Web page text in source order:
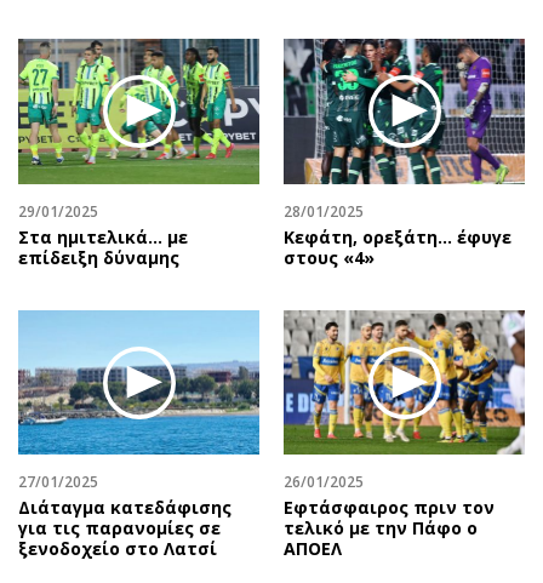
Προεδρικές 2023
Δημοσκοπήσεις
Διπλωματία
Αθλητισμός
Κύπρος
Ελλάδα
Διεθνή
Οικονομία
Real Estate
Επιχειρήσεις
Αγορές
Money Review
AstroBank Properties
Πωλούνται
Ζητούν εργασία
Θέσεις εργασίας
Geek
Νέα
Κινητά-tablets
Social
Αφιερώματα
Πολιτική
Οικονομία
Γενικά
Αναδρομές
Πρόσωπα
Περιβάλλον
29/01/2025
Στα ημιτελικά... με
επίδειξη δύναμης
28/01/2025
Κεφάτη, ορεξάτη… έφυγε
στους «4»
27/01/2025
Διάταγμα κατεδάφισης
για τις παρανομίες σε
ξενοδοχείο στο Λατσί
26/01/2025
Εφτάσφαιρος πριν τον
τελικό με την Πάφο ο
ΑΠΟΕΛ